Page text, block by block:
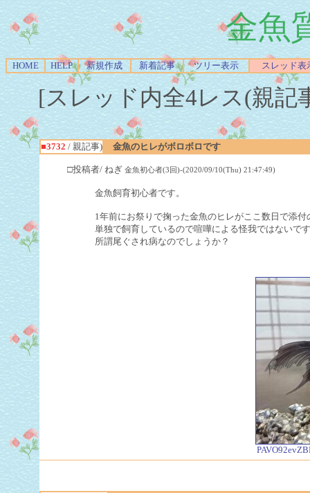
金魚
HOME HELP 新規作成 新着記事 ツリー表示 スレッド表
[スレッド内全4レス(親記
■3732 / 親記事) 金魚のヒレがボロボロです
□投稿者/ ねぎ 金魚初心者(3回)-(2020/09/10(Thu) 21:47:49)
金魚飼育初心者です。
1年前にお祭りで掬った金魚のヒレがここ数日で添
単独で飼育しているので喧嘩による怪我ではないで
所謂尾ぐされ病なのでしょうか？